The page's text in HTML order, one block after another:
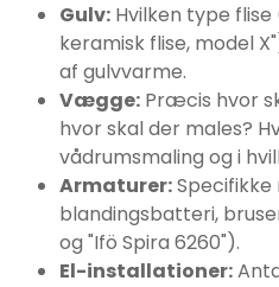
Gulv: Hvilken type flise
keramisk flise, model
af gulvvarme.
Vægge: Præcis hvor
hvor skal der males?
vådrumsmaling og i
Armaturer:
blandingsbatteri,
og "Ifö Spira 6260").
El-installationer: